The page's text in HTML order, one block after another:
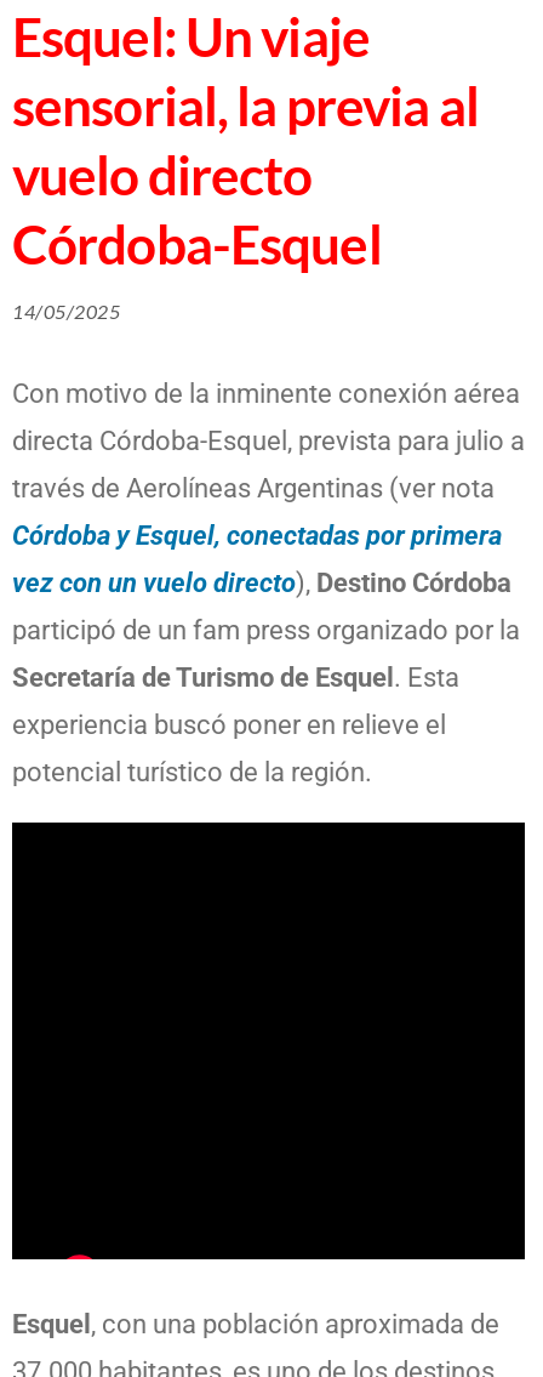
Esquel: Un viaje
sensorial, la previa al
vuelo directo
Córdoba-Esquel
14/05/2025
Con motivo de la inminente conexión aérea
directa Córdoba-Esquel, prevista para julio a
través de Aerolíneas Argentinas (ver nota
Córdoba y Esquel, conectadas por primera
vez con un vuelo directo), Destino Córdoba
participó de un fam press organizado por la
Secretaría de Turismo de Esquel . Esta
experiencia buscó poner en relieve el
potencial turístico de la región.
Esquel , con una población aproximada de